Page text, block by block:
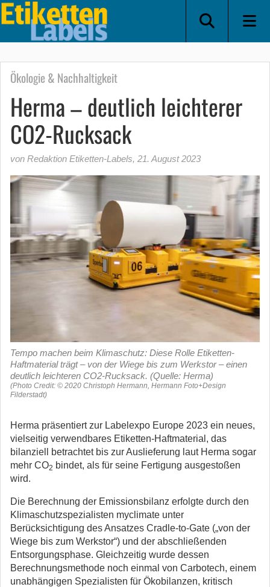
Ökologie & Nachhaltigkeit
Herma – deutlich leichterer
CO2-Rucksack
von Redaktion Etiketten-Labels, 21. August 2023
Tempo machen beim Klimaschutz: Diese Rolle Etiketten-
Haftmaterial trägt – von der Wiege bis zum Werkstor – einen
deutlich leichteren CO2-Rucksack. (Quelle: Herma)
(Photo Credit: © 2020 Christoph Hermann, Hermann Foto+Design
Filderstadt)
Herma präsentiert zur Labelexpo Europe 2023 ein neues,
vielseitig verwendbares Etiketten-Haftmaterial, das
bilanziell betrachtet bis zur Auslieferung laut Herma sogar
mehr CO2 bindet, als für seine Fertigung ausgestoßen
wird.
Die Berechnung der Emissionsbilanz erfolgte durch den
Klimaschutzspezialisten myclimate unter
Berücksichtigung des Ansatzes Cradle-to-Gate („von der
Wiege bis zum Werkstor“) und der abschließenden
Entsorgungsphase. Gleichzeitig wurde dessen
Berechnungsmethode noch einmal von Carbotech, einem
unabhängigen Spezialisten für Ökobilanzen, kritisch